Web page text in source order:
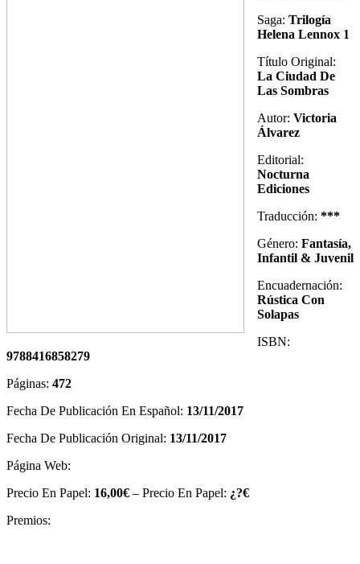
Saga: Trilogía
Helena Lennox 1
Título Original:
La Ciudad De
Las Sombras
Autor: Victoria
Álvarez
Editorial:
Nocturna
Ediciones
Traducción: ***
Género: Fantasía,
Infantil & Juvenil
Encuadernación:
Rústica Con
Solapas
ISBN:
9788416858279
Páginas: 472
Fecha De Publicación En Español: 13/11/2017
Fecha De Publicación Original: 13/11/2017
Página Web:
Precio En Papel: 16,00€ – Precio En Papel: ¿?€
Premios: